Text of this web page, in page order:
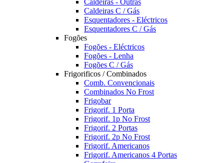
Caldeiras - Outras
Caldeiras C / Gás
Esquentadores - Eléctricos
Esquentadores C / Gás
Fogões
Fogões - Eléctricos
Fogões - Lenha
Fogões C / Gás
Frigorificos / Combinados
Comb. Convencionais
Combinados No Frost
Frigobar
Frigorif. 1 Porta
Frigorif. 1p No Frost
Frigorif. 2 Portas
Frigorif. 2p No Frost
Frigorif. Americanos
Frigorif. Americanos 4 Portas